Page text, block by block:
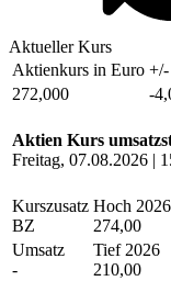
Aktueller Kurs
Aktienkurs in Euro +/-
272,000
-
Aktien Kurs
Freitag, 07.08.2026 |
Kurszusatz
BZ
Hoch 2026
274,00
Umsatz
-
Tief 2026
210,00